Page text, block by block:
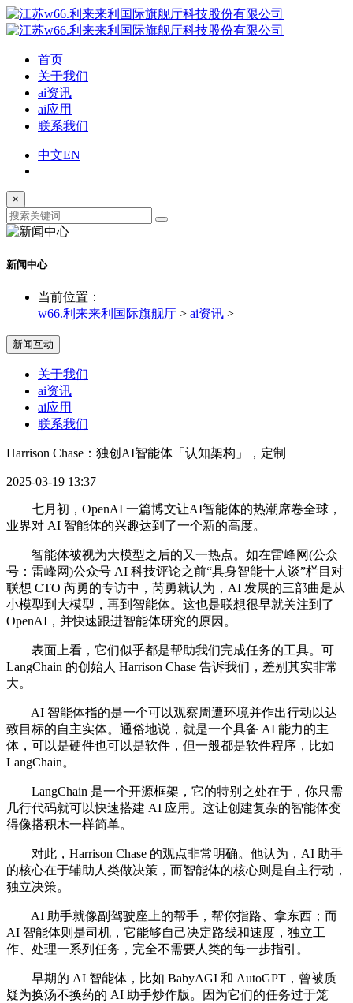
首页
关于我们
ai资讯
ai应用
联系我们
中文EN
×
新闻中心
当前位置：
w66.利来来利国际旗舰厅 > ai资讯 >
新闻互动
关于我们
ai资讯
ai应用
联系我们
Harrison Chase：独创AI智能体「认知架构」，定制
2025-03-19 13:37
七月初，OpenAI 一篇博文让AI智能体的热潮席卷全球，
业界对 AI 智能体的兴趣达到了一个新的高度。
智能体被视为大模型之后的又一热点。如在雷峰网(公众
号：雷峰网)公众号 AI 科技评论之前“具身智能十人谈”栏目对
联想 CTO 芮勇的专访中，芮勇就认为，AI 发展的三部曲是从
小模型到大模型，再到智能体。这也是联想很早就关注到了
OpenAI，并快速跟进智能体研究的原因。
表面上看，它们似乎都是帮助我们完成任务的工具。可
LangChain 的创始人 Harrison Chase 告诉我们，差别其实非常
大。
AI 智能体指的是一个可以观察周遭环境并作出行动以达
致目标的自主实体。通俗地说，就是一个具备 AI 能力的主
体，可以是硬件也可以是软件，但一般都是软件程序，比如
LangChain。
LangChain 是一个开源框架，它的特别之处在于，你只需
几行代码就可以快速搭建 AI 应用。这让创建复杂的智能体变
得像搭积木一样简单。
对此，Harrison Chase 的观点非常明确。他认为，AI 助手
的核心在于辅助人类做决策，而智能体的核心则是自主行动，
独立决策。
AI 助手就像副驾驶座上的帮手，帮你指路、拿东西；而
AI 智能体则是司机，它能够自己决定路线和速度，独立工
作、处理一系列任务，完全不需要人类的每一步指引。
早期的 AI 智能体，比如 BabyAGI 和 AutoGPT，曾被质
疑为换汤不换药的 AI 助手炒作版。因为它们的任务过于笼